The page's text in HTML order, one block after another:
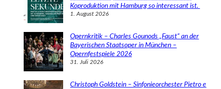
Koproduktion mit Hamburg so interessant ist.
1. August 2026
Opernkritik – Charles Gounods „Faust“ an der
Bayerischen Staatsoper in München –
Opernfestspiele 2026
31. Juli 2026
Christoph Goldstein – Sinfonieorchester Pietro e